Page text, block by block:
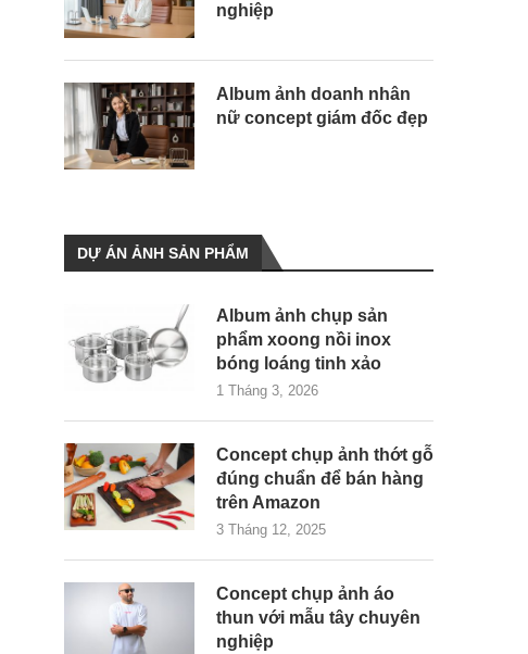
nghiệp
Album ảnh doanh nhân
nữ concept giám đốc đẹp
DỰ ÁN ẢNH SẢN PHẨM
Album ảnh chụp sản
phẩm xoong nồi inox
bóng loáng tinh xảo
1 Tháng 3, 2026
Concept chụp ảnh thớt gỗ
đúng chuẩn để bán hàng
trên Amazon
3 Tháng 12, 2025
Concept chụp ảnh áo
thun với mẫu tây chuyên
nghiệp